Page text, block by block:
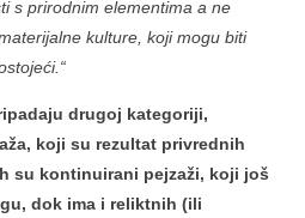
s prirodnim elementima a ne
kulture, koji mogu biti
drugoj kategoriji,
koji su rezultat privrednih
su kontinuirani pejzaži, koji još
dok ima i reliktnih (ili